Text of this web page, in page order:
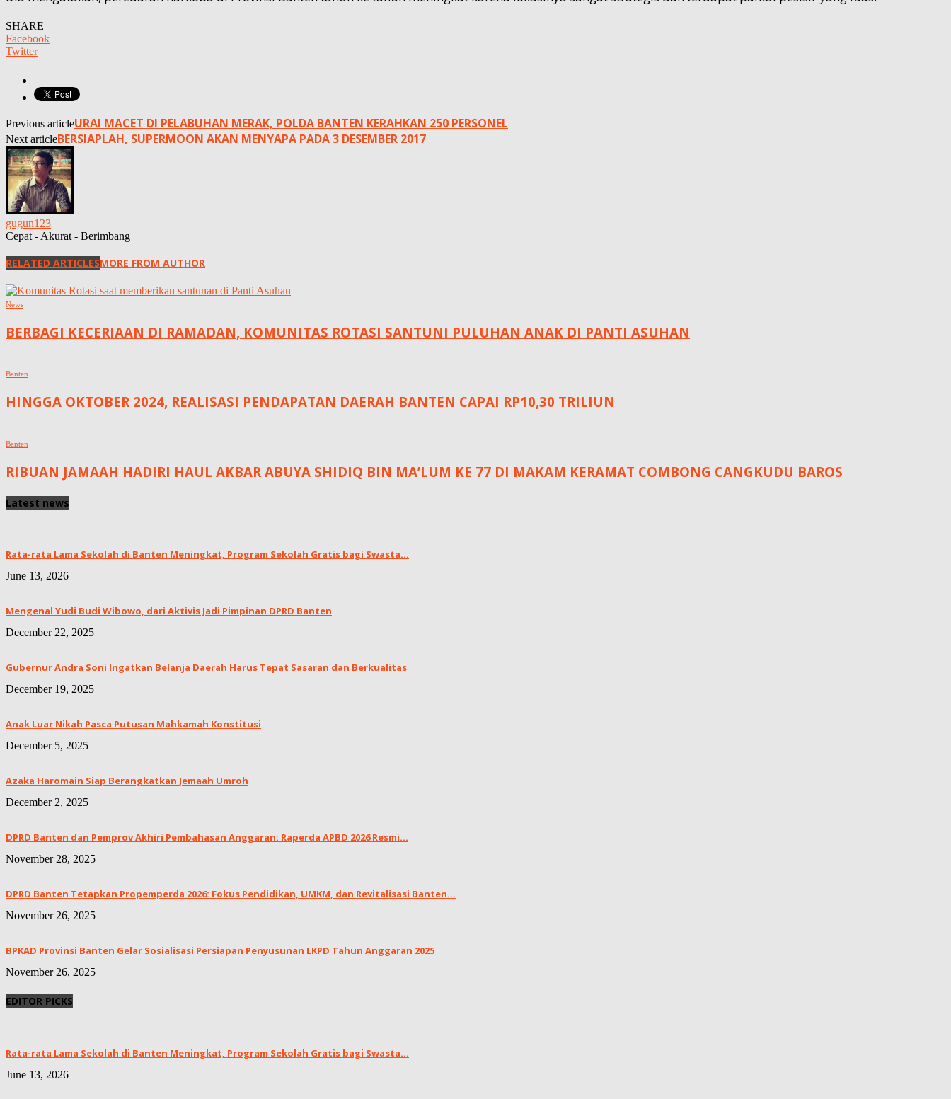
SHARE
Facebook
Twitter
Previous articleURAI MACET DI PELABUHAN MERAK, POLDA BANTEN KERAHKAN 250 PERSONEL
Next articleBERSIAPLAH, SUPERMOON AKAN MENYAPA PADA 3 DESEMBER 2017
gugun123
Cepat - Akurat - Berimbang
RELATED ARTICLESMORE FROM AUTHOR
News
BERBAGI KECERIAAN DI RAMADAN, KOMUNITAS ROTASI SANTUNI PULUHAN ANAK DI PANTI ASUHAN
Banten
HINGGA OKTOBER 2024, REALISASI PENDAPATAN DAERAH BANTEN CAPAI RP10,30 TRILIUN
Banten
RIBUAN JAMAAH HADIRI HAUL AKBAR ABUYA SHIDIQ BIN MA’LUM KE 77 DI MAKAM KERAMAT COMBONG CANGKUDU BAROS
Latest news
Rata-rata Lama Sekolah di Banten Meningkat, ‎Program Sekolah Gratis bagi Swasta...
June 13, 2026
Mengenal Yudi Budi Wibowo, dari Aktivis Jadi Pimpinan DPRD Banten
December 22, 2025
Gubernur Andra Soni Ingatkan Belanja Daerah Harus Tepat Sasaran dan Berkualitas
December 19, 2025
Anak Luar Nikah Pasca Putusan Mahkamah Konstitusi
December 5, 2025
Azaka Haromain Siap Berangkatkan Jemaah Umroh
December 2, 2025
DPRD Banten dan Pemprov Akhiri Pembahasan Anggaran: Raperda APBD 2026 Resmi...
November 28, 2025
DPRD Banten Tetapkan Propemperda 2026: Fokus Pendidikan, UMKM, dan Revitalisasi Banten...
November 26, 2025
BPKAD Provinsi Banten Gelar Sosialisasi Persiapan Penyusunan LKPD Tahun Anggaran 2025
November 26, 2025
EDITOR PICKS
Rata-rata Lama Sekolah di Banten Meningkat, ‎Program Sekolah Gratis bagi Swasta...
June 13, 2026